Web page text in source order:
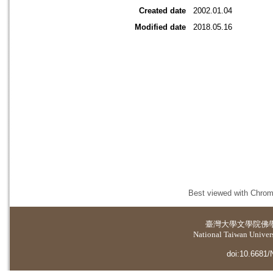
Created date
2002.01.04
Modified date
2018.05.16
Best viewed with
臺灣大學文學院佛
National Taiwan
doi:10.6681/